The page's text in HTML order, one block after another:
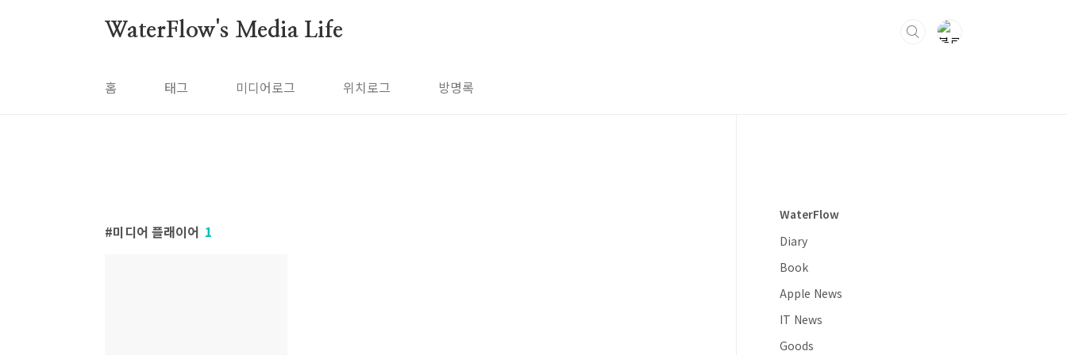
WaterFlow's Media Life
홈 태그 미디어로그 위치로그 방명록
미디어 플래이어 1
WaterFlow
Diary
Book
Apple News
IT News
Goods